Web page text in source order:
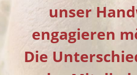
unser
engagieren
Die